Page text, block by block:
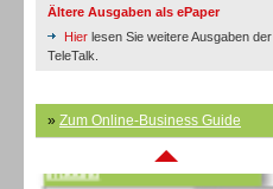
Ältere Ausgaben als ePaper
Hier lesen Sie weitere Ausgaben der
TeleTalk.
» Zum Online-Business Guide
Inbound